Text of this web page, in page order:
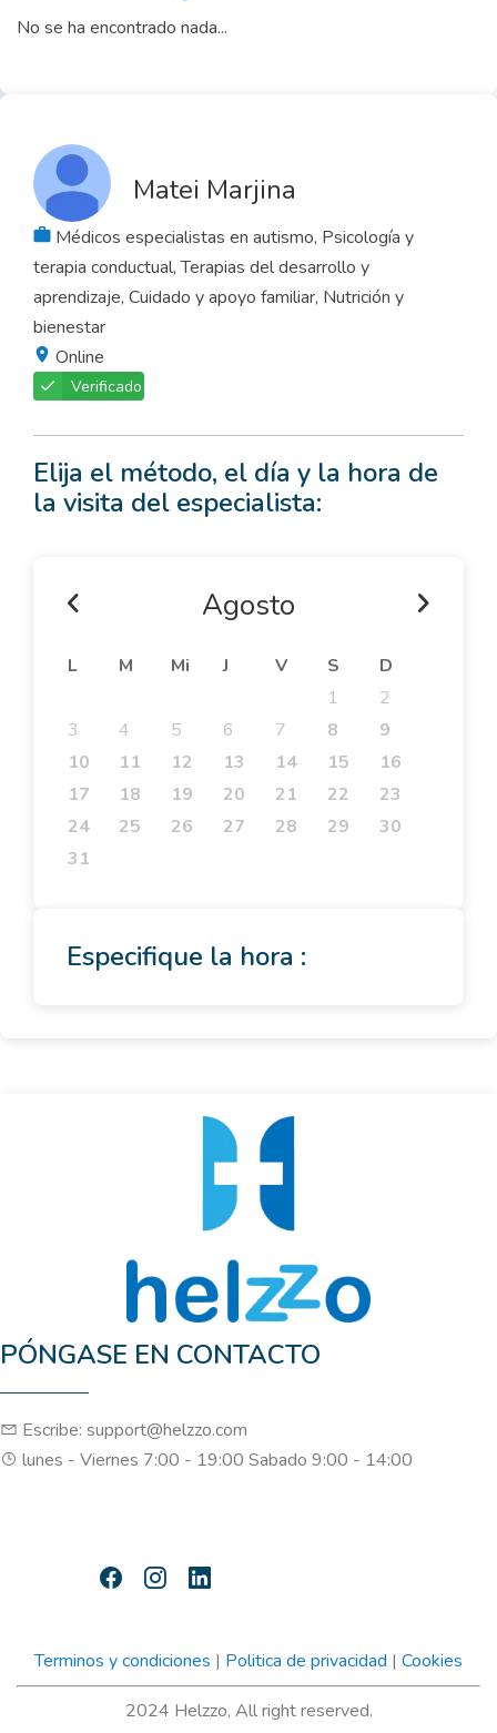
No se ha encontrado nada...
Matei Marjina
Médicos especialistas en autismo, Psicología y
terapia conductual, Terapias del desarrollo y
aprendizaje, Cuidado y apoyo familiar, Nutrición y
bienestar
Online
Verificado
Elija el método, el día y la hora de
la visita del especialista:
Agosto
L M Mi J V S
D
1
2
3
4 5 6 7 8
9
10
11 12 13 14 15
16
17
18 19 20 21 22
23
24
25 26 27 28 29
30
31
Especifique la hora :
PÓNGASE EN CONTACTO
Escribe: support@helzzo.com
lunes - Viernes 7:00 - 19:00 Sabado 9:00 - 14:00
Terminos y condiciones | Politica de privacidad | Cookies
2024 Helzzo, All right reserved.